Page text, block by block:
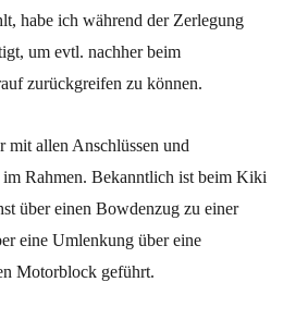
habe ich während der Zerlegung
um evtl. nachher beim
zurückgreifen zu können.
mit allen Anschlüssen und
Rahmen. Bekanntlich ist beim Kiki
über einen Bowdenzug zu einer
eine Umlenkung über eine
Motorblock geführt.